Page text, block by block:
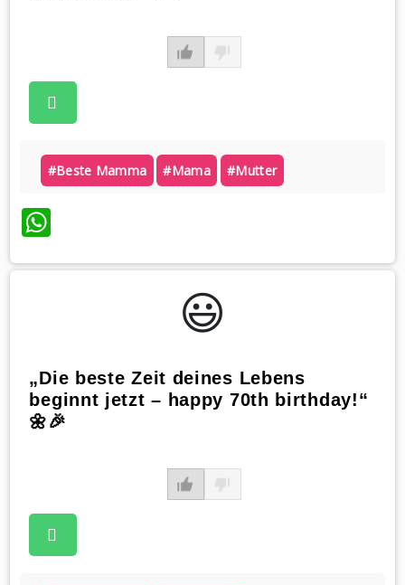
#beste Mamma #mama #mutter
WhatsApp
😃️
„Die beste Zeit deines Lebens
beginnt jetzt – happy 70th birthday!“
🌼🎉